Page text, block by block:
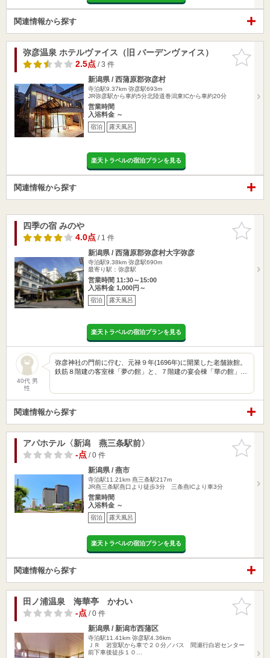
関連情報から探す
お気に入
りに追加
弥彦温泉 ホテルヴァイス（旧 バーデンヴァイス）
2.5点/ 3 件
新潟県 / 西蒲原郡弥彦村
寺泊駅9.37km 弥彦駅693m
JR弥彦駅から車約5分北陸道巻潟東ICから車約20分
営業時間
入浴料金 ～
宿泊 露天風呂
楽天トラベルの宿泊プランを見る
関連情報から探す
お気に入
りに追加
四季の宿 みのや
4.0点/ 1 件
新潟県 / 西蒲原郡弥彦村大字弥彦
寺泊駅9.38km 弥彦駅690m
最寄り駅：弥彦駅
営業時間 11:30～15:00
入浴料金 1,000円～
宿泊 露天風呂
楽天トラベルの宿泊プランを見る
40代 男
性
弥彦神社の門前に佇む、元禄９年(1696年)に開業した老舗旅館。
鉄筋８階建の客室棟「夢の館」と、７階建の宴会棟「華の館」…
関連情報から探す
お気に入
りに追加
アパホテル〈新潟 燕三条駅前〉
-点/ 0 件
新潟県 / 燕市
寺泊駅11.21km 燕三条駅217m
JR燕三条駅燕口より徒歩3分 三条燕ICより車3分
営業時間
入浴料金 ～
宿泊 露天風呂
楽天トラベルの宿泊プランを見る
関連情報から探す
お気に入
りに追加
田ノ浦温泉 海華亭 かわい
-点/ 0 件
新潟県 / 新潟市西蒲区
寺泊駅11.41km 弥彦駅4.36km
ＪＲ 岩室駅から車で２０分／バス 間瀬行白岩センター
前下車後徒歩１０…